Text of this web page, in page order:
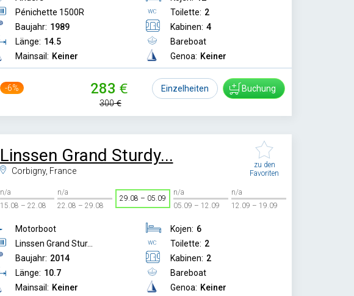
Pénichette 1500R
Baujahr: 1989
Länge: 14.5
Mainsail: Keiner
Toilette: 2
Kabinen: 4
Bareboat
Genoa: Keiner
-6% 283
300
Einzelheiten Buchung
Linssen Grand Sturdy...
Corbigny, France
zu den
Favoriten
n/a
15.08 – 22.08
n/a
22.08 – 29.08
29.08 – 05.09
n/a
05.09 – 12.09
n/a
12.09 – 19.09
Motorboot
Linssen Grand Stur...
Baujahr: 2014
Länge: 10.7
Mainsail: Keiner
Kojen: 6
Toilette: 2
Kabinen: 2
Bareboat
Genoa: Keiner